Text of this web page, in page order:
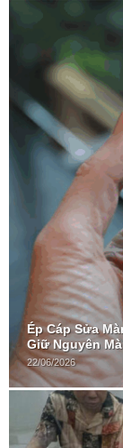
Ép Cáp Sửa
Giữ Nguyên
22/06/2026